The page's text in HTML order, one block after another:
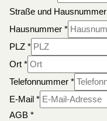
Straße und Hausnummer
Hausnummer *
PLZ *
Ort *
Telefonnummer *
E-Mail *
AGB *